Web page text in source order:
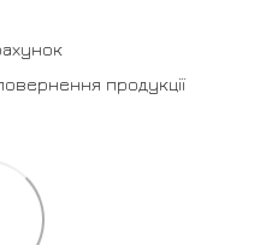
продукції